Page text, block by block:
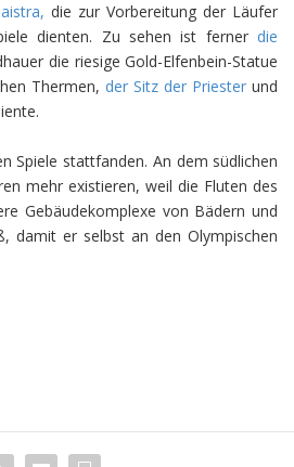
die zur Vorbereitung der Läufer
dienten. Zu sehen ist ferner die
die riesige Gold-Elfenbein-Statue
Thermen, der Sitz der Priester und
Spiele stattfanden. An dem südlichen
mehr existieren, weil die Fluten des
Gebäudekomplexe von Bädern und
damit er selbst an den Olympischen